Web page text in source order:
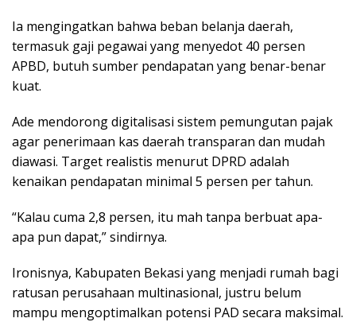
Ia mengingatkan bahwa beban belanja daerah,
termasuk gaji pegawai yang menyedot 40 persen
APBD, butuh sumber pendapatan yang benar-benar
kuat.
Ade mendorong digitalisasi sistem pemungutan pajak
agar penerimaan kas daerah transparan dan mudah
diawasi. Target realistis menurut DPRD adalah
kenaikan pendapatan minimal 5 persen per tahun.
“Kalau cuma 2,8 persen, itu mah tanpa berbuat apa-
apa pun dapat,” sindirnya.
Ironisnya, Kabupaten Bekasi yang menjadi rumah bagi
ratusan perusahaan multinasional, justru belum
mampu mengoptimalkan potensi PAD secara maksimal.